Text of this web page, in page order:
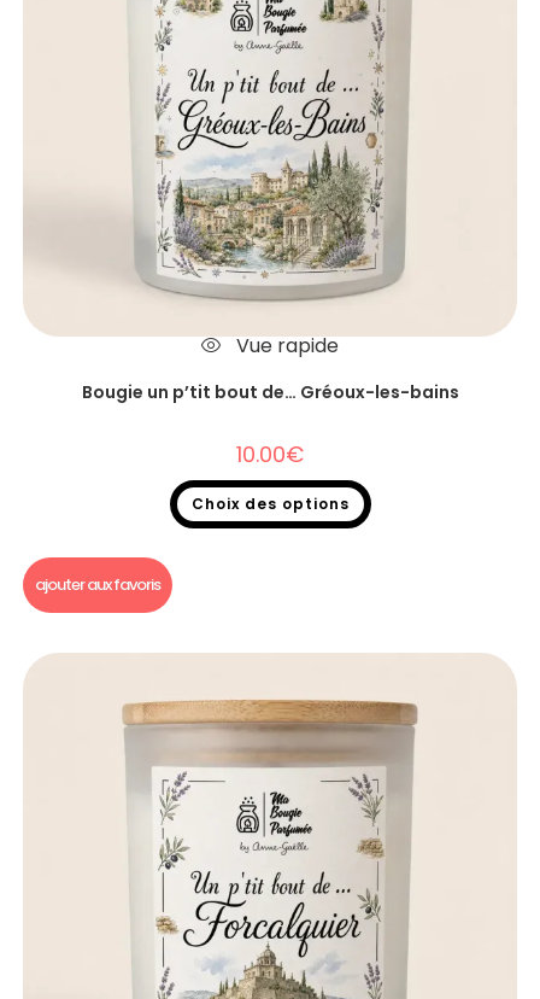
Vue rapide
Bougie un p’tit bout de… Gréoux-les-bains
10.00€
Choix des options
ajouter aux favoris